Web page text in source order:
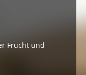
Frucht und